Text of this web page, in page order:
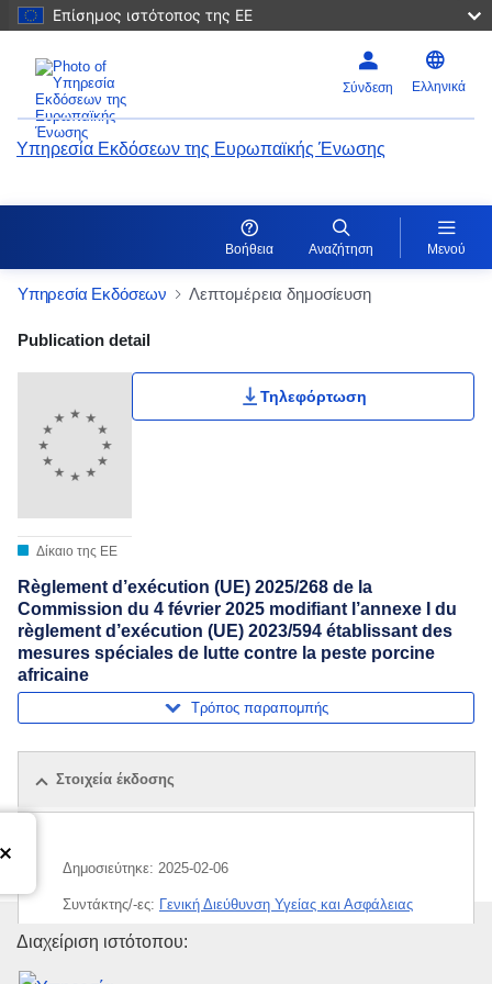
Επίσημος ιστότοπος της ΕΕ
Σύνδεση Ελληνικά
Υπηρεσία Εκδόσεων της Ευρωπαϊκής Ένωσης
Βοήθεια Αναζήτηση Μενού
Υπηρεσία Εκδόσεων Λεπτομέρεια δημοσίευση
Publication Detail Actions Portlet
Publication detail
Δίκαιο της ΕΕ
Τηλεφόρτωση
Règlement d’exécution (UE) 2025/268 de la
Commission du 4 février 2025 modifiant l’annexe I du
règlement d’exécution (UE) 2023/594 établissant des
mesures spéciales de lutte contre la peste porcine
africaine
Τρόπος παραπομπής
Στοιχεία έκδοσης
Δημοσιεύτηκε: 2025-02-06
Συντάκτης/-ες: Γενική Διεύθυνση Υγείας και Ασφάλειας
των Τροφίμων
Υπηρεσία Εκδόσεων της
Διαχείριση ιστότοπου: